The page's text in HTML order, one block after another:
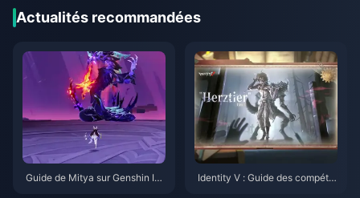
Actualités recommandées
Guide de Mitya sur Genshin Im
Identity V : Guide des compéte